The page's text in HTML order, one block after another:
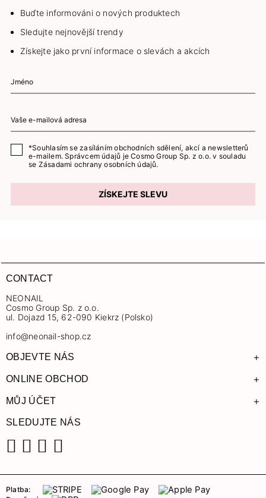
Buďte informováni o nových produktech
Sledujte nejnovější trendy
Získejte jako první informace o slevách a akcích
*Souhlasím se zasíláním obchodních sdělení, akcí a newsletterů
e-mailem. Správcem údajů je Cosmo Group Sp. z o.o. v souladu
se Zásadami ochrany osobních údajů.
ZÍSKEJTE SLEVU
CONTACT
NEONAIL
Cosmo Group Sp. z o.o.
ul. Dojazd 15, 62-090 Kiekrz (Polsko)
info@neonail-shop.cz
OBJEVTE NÁS +
ONLINE OBCHOD +
MŮJ ÚČET +
SLEDUJTE NÁS
Platba: